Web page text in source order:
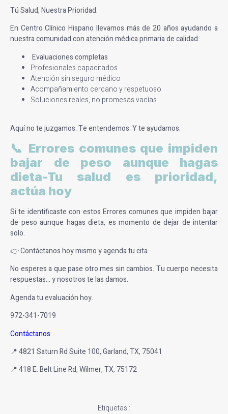
Tú Salud, Nuestra Prioridad.
En Centro Clínico Hispano llevamos más de 20 años ayudando a
nuestra comunidad con atención médica primaria de calidad.
Evaluaciones completas
Profesionales capacitados
Atención sin seguro médico
Acompañamiento cercano y respetuoso
Soluciones reales, no promesas vacías
Aquí no te juzgamos. Te entendemos. Y te ayudamos.
📞 Errores comunes que impiden
bajar de peso aunque hagas
dieta-Tu salud es prioridad,
actúa hoy
Si te identificaste con estos Errores comunes que impiden bajar
de peso aunque hagas dieta, es momento de dejar de intentar
solo.
👉 Contáctanos hoy mismo y agenda tu cita
No esperes a que pase otro mes sin cambios. Tu cuerpo necesita
respuestas… y nosotros te las damos.
Agenda tu evaluación hoy.
972-341-7019
Contáctanos
📍 4821 Saturn Rd Suite 100, Garland, TX, 75041
📍 418 E. Belt Line Rd, Wilmer, TX, 75172
Etiquetas :